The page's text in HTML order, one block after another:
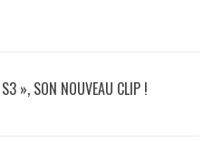
», SON NOUVEAU CLIP !